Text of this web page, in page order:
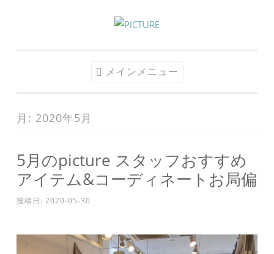
ス
ッ
プ
メインメニュー
月: 2020年5月
5月のpicture スタッフおすすめ
アイテム&コーディネートお局偏
投稿日: 2020-05-30